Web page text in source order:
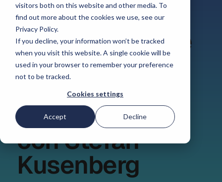
visitors both on this website and other media. To
find out more about the cookies we use, see our
Privacy Policy.
If you decline, your information won’t be tracked
when you visit this website. A single cookie will be
used in your browser to remember your preference
not to be tracked.
Cookies settings
Accept Decline
Integración del
sistema ERP de
KÖLLA con
Simvia: una
conversación
con Stefan
Kusenberg